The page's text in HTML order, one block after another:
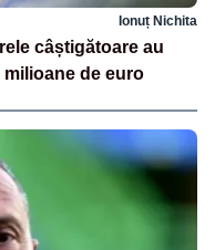
Ionuț Nichita
câștigătoare au
de euro